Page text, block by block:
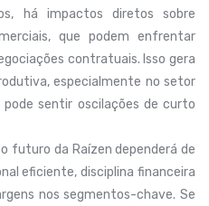
há impactos diretos sobre
que podem enfrentar
contratuais. Isso gera
especialmente no setor
sentir oscilações de curto
futuro da Raízen dependerá de
eficiente, disciplina financeira
nos segmentos-chave. Se